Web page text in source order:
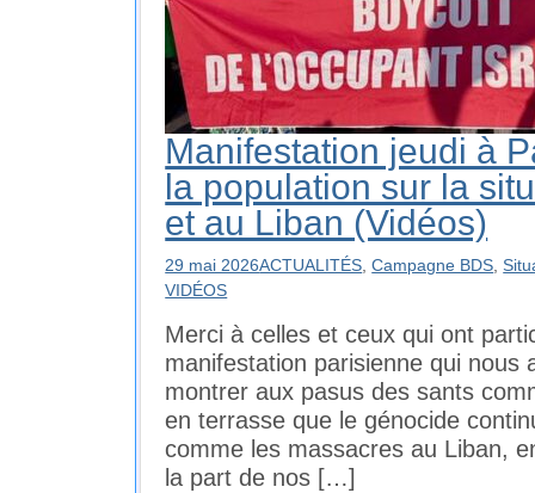
Manifestation jeudi à
la population sur la
et au Liban (Vidéos)
29 mai 2026ACTUALITÉS,Campagne BDS,
VIDÉOS
Merci à celles et ceux qui ont
manifestation parisienne qui nous
montrer aux pasus des sants
en terrasse que le génocide
comme les massacres au Liban,
la part de nos […]